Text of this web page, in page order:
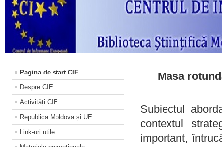
Pagina de start CIE
Despre CIE
Activități CIE
Republica Moldova și UE
Link-uri utile
Masa
Subiectul
contextul
important,